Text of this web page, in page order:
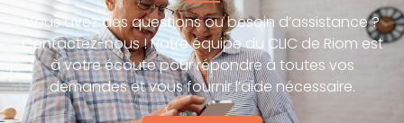
Vous avez des questions ou besoin d’assistance ?
Contactez-nous ! Notre équipe du CLIC de Riom est
à votre écoute pour répondre à toutes vos
demandes et vous fournir l’aide nécessaire.